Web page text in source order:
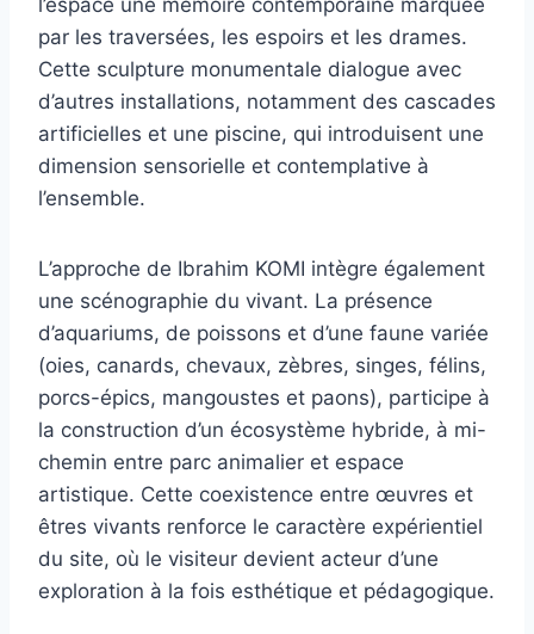
par les traversées, les espoirs et les drames.
Cette sculpture monumentale dialogue avec
d’autres installations, notamment des cascades
artificielles et une piscine, qui introduisent une
dimension sensorielle et contemplative à
l’ensemble.
L’approche de Ibrahim KOMI intègre également
une scénographie du vivant. La présence
d’aquariums, de poissons et d’une faune variée
(oies, canards, chevaux, zèbres, singes, félins,
porcs-épics, mangoustes et paons), participe à
la construction d’un écosystème hybride, à mi-
chemin entre parc animalier et espace
artistique. Cette coexistence entre œuvres et
êtres vivants renforce le caractère expérientiel
du site, où le visiteur devient acteur d’une
exploration à la fois esthétique et pédagogique.